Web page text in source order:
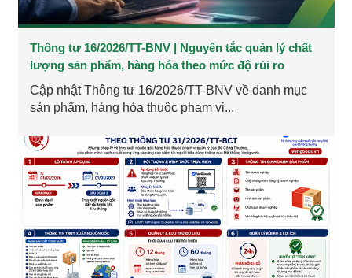
Thông tư 16/2026/TT-BNV | Nguyên tắc quản lý chất
lượng sản phẩm, hàng hóa theo mức độ rủi ro
Cập nhật Thông tư 16/2026/TT-BNV về danh mục
sản phẩm, hàng hóa thuộc phạm vi...